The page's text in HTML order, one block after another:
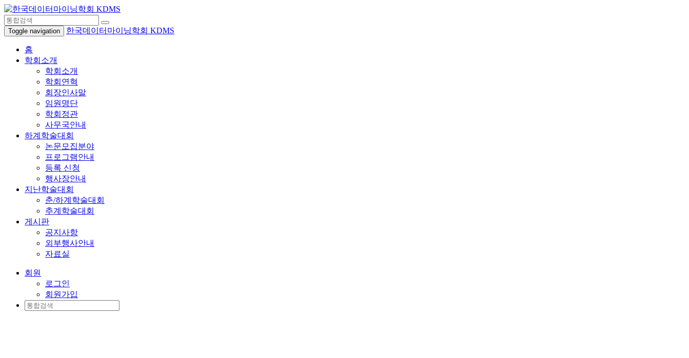
Toggle navigation 한국데이터마이닝학회 KDMS
홈
학회소개
학회소개
학회연혁
회장인사말
임원명단
학회정관
사무국안내
하계학술대회
논문모집분야
프로그램안내
등록 신청
행사장안내
지난학술대회
춘/하계학술대회
추계학술대회
게시판
공지사항
외부행사안내
자료실
회원
로그인
회원가입